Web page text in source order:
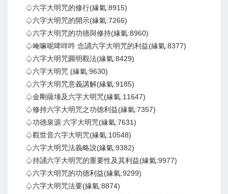
♤六字大明咒的修行(緣氣:8915)
♤六字大明咒的開示(緣氣:7266)
♤六字大明咒的功德與修持(緣氣:8960)
♤唵嘛呢啤咩吽 念誦六字大明咒的利益(緣氣:8377)
♤六字大明咒圓明觀法(緣氣:8429)
♤六字大明咒 (緣氣:9630)
♤六字大明咒意義講解(緣氣:9185)
♤金剛薩埵及六字大明咒(緣氣:11647)
♤修持六字大明咒之功德利益(緣氣:7357)
♤功德泉源 六字大明咒(緣氣:7631)
♤觀世音六字大明咒(緣氣:10548)
♤六字大明咒法義略說(緣氣:9382)
♤持誦六字大明咒的重要性及其利益(緣氣:9977)
♤六字大明咒的功德利益(緣氣:9299)
♤六字大明咒法要(緣氣:8874)